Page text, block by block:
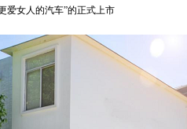
爱女人的汽车”的正式上市